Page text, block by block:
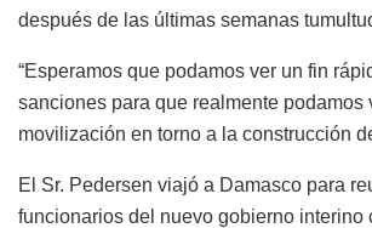
después de las últimas semanas
“Esperamos que podamos ver un fin
sanciones para que realmente podamos
movilización en torno a la construcción
El Sr. Pedersen viajó a Damasco para
funcionarios del nuevo gobierno interino